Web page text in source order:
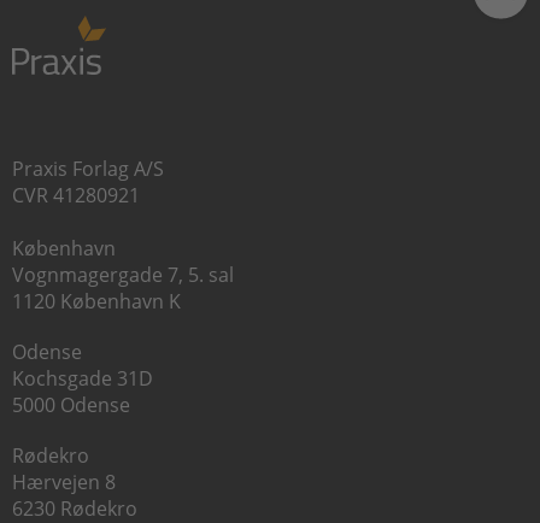
Praxis Forlag A/S
CVR 41280921
København
Vognmagergade 7, 5. sal
1120 København K
Odense
Kochsgade 31D
5000 Odense
Rødekro
Hærvejen 8
6230 Rødekro